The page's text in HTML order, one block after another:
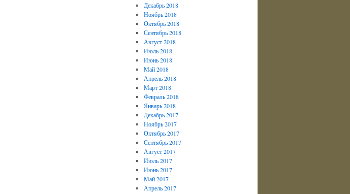
Декабрь 2018
Ноябрь 2018
Октябрь 2018
Сентябрь 2018
Август 2018
Июль 2018
Июнь 2018
Май 2018
Апрель 2018
Март 2018
Февраль 2018
Январь 2018
Декабрь 2017
Ноябрь 2017
Октябрь 2017
Сентябрь 2017
Август 2017
Июль 2017
Июнь 2017
Май 2017
Апрель 2017